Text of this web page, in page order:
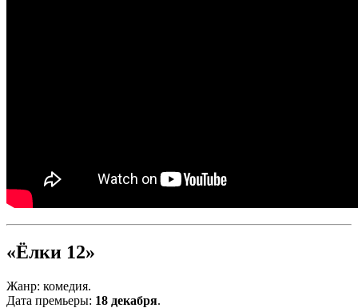
«Ёлки 12»
Жанр: комедия.
Дата премьеры: 18 декабря.